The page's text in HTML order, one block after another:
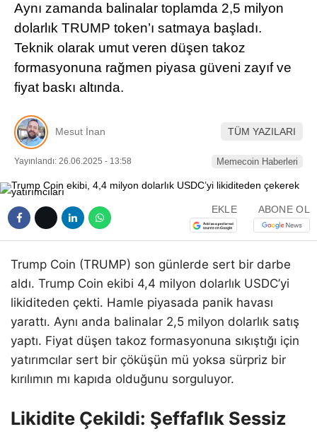
Telegram
Aynı zamanda balinalar toplamda 2,5 milyon
dolarlık TRUMP token’ı satmaya başladı.
Teknik olarak umut veren düşen takoz
formasyonuna rağmen piyasa güveni zayıf ve
fiyat baskı altında.
Mesut İnan TÜM YAZILARI
Yayınlandı: 26.06.2025 - 13:58 Memecoin Haberleri
EKLE ABONE OL
Trump Coin (TRUMP) son günlerde sert bir darbe
aldı. Trump Coin ekibi 4,4 milyon dolarlık USDC’yi
likiditeden çekti. Hamle piyasada panik havası
yarattı. Aynı anda balinalar 2,5 milyon dolarlık satış
yaptı. Fiyat düşen takoz formasyonuna sıkıştığı için
yatırımcılar sert bir çöküşün mü yoksa sürpriz bir
kırılımın mı kapıda olduğunu sorguluyor.
Likidite Çekildi: Şeffaflık Sessiz